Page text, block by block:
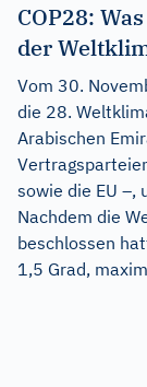
COP28:
der
Vom 30.
die 28.
Arabischen
sowie die EU –,
Nachdem die
beschlossen
1,5 Grad,